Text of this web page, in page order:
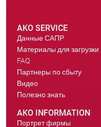
AKO SERVICE
Данные САПР
Материалы для загрузки
FAQ
Партнеры по сбыту
Видео
Полезно знать
AKO INFORMATION
Портрет фирмы